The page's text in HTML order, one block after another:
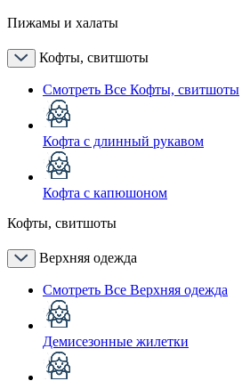
Пижамы и халаты
Кофты, свитшоты
Смотреть Все Кофты, свитшоты
Кофта с длинный рукавом
Кофта с капюшоном
Кофты, свитшоты
Верхняя одежда
Смотреть Все Верхняя одежда
Демисезонные жилетки